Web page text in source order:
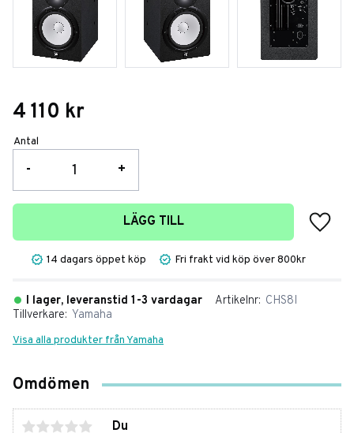
4 110 kr
Antal
+
-
LÄGG TILL
Lägg
14 dagars öppet köp Fri frakt vid köp över 800kr
I lager, leveranstid 1-3 vardagar Artikelnr CHS8I
Tillverkare Yamaha
Visa alla produkter från Yamaha
Omdömen
Du